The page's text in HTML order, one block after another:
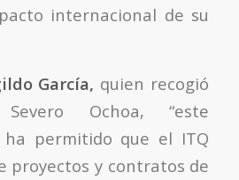
internacional de su
García, quien recogió
Ochoa, “este
ha permitido que el ITQ
proyectos y contratos de